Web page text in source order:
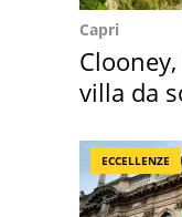
Capri
villa da
ECCELLENZE